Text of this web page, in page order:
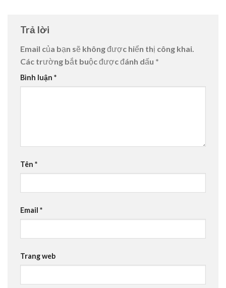
Trả lời
Email của bạn sẽ không được hiển thị công khai.
Các trường bắt buộc được đánh dấu *
Bình luận *
Tên *
Email *
Trang web